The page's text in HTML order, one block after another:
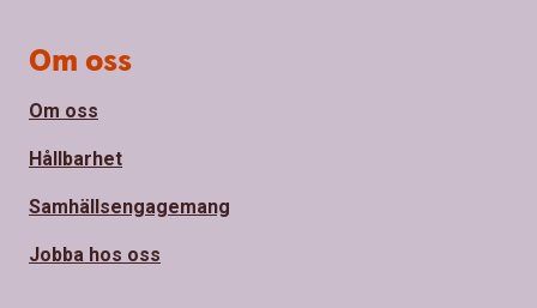
Om oss
Om oss
Hållbarhet
Samhällsengagemang
Jobba hos oss